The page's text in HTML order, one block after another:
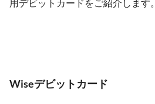
用デビットカードをご紹介します。
Wiseデビットカード